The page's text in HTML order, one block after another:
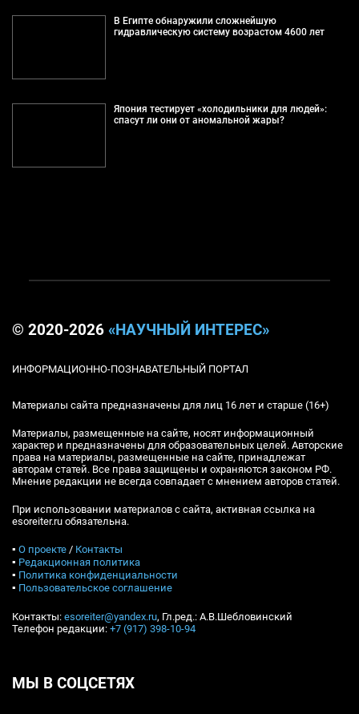
В Египте обнаружили сложнейшую
гидравлическую систему возрастом 4600 лет
Япония тестирует «холодильники для людей»:
спасут ли они от аномальной жары?
© 2020-2026 «НАУЧНЫЙ ИНТЕРЕС»
ИНФОРМАЦИОННО-ПОЗНАВАТЕЛЬНЫЙ ПОРТАЛ
Материалы сайта предназначены для лиц 16 лет и старше (16+)
Материалы, размещенные на сайте, носят информационный
характер и предназначены для образовательных целей. Авторские
права на материалы, размещенные на сайте, принадлежат
авторам статей. Все права защищены и охраняются законом РФ.
Мнение редакции не всегда совпадает с мнением авторов статей.
При использовании материалов с сайта, активная ссылка на
esoreiter.ru обязательна.
▪ О проекте / Контакты
▪ Редакционная политика
▪ Политика конфиденциальности
▪ Пользовательское соглашение
Контакты: esoreiter@yandex.ru, Гл.ред.: А.В.Шебловинский
Телефон редакции: +7 (917) 398-10-94
МЫ В СОЦСЕТЯХ